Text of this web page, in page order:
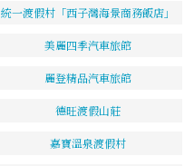
統一渡假村「西子灣海景商務飯店」
美麗四季汽車旅館
麗登精品汽車旅館
德旺渡假山莊
嘉寶溫泉渡假村